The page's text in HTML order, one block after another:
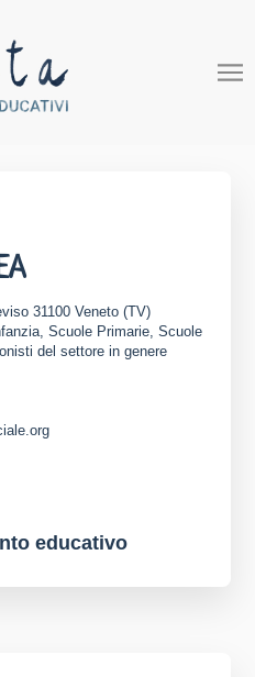
31100 Veneto (TV)
Scuole Primarie, Scuole
del settore in genere
educativo